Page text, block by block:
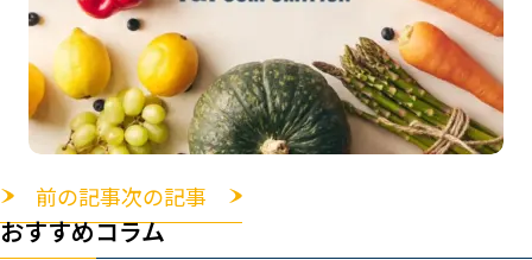
前の記事次の記事
おすすめコラム